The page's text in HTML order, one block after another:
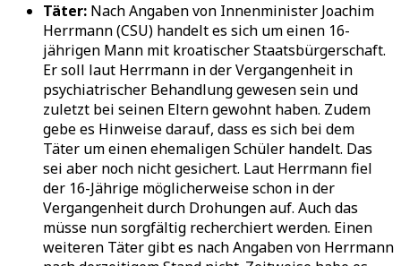
Täter: Nach Angaben von Innenminister Joachim
Herrmann (CSU) handelt es sich um einen 16-
jährigen Mann mit kroatischer Staatsbürgerschaft.
Er soll laut Herrmann in der Vergangenheit in
psychiatrischer Behandlung gewesen sein und
zuletzt bei seinen Eltern gewohnt haben. Zudem
gebe es Hinweise darauf, dass es sich bei dem
Täter um einen ehemaligen Schüler handelt. Das
sei aber noch nicht gesichert. Laut Herrmann fiel
der 16-Jährige möglicherweise schon in der
Vergangenheit durch Drohungen auf. Auch das
müsse nun sorgfältig recherchiert werden. Einen
weiteren Täter gibt es nach Angaben von Herrmann